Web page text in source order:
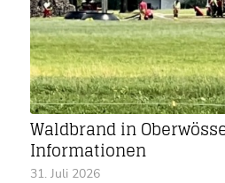
Waldbrand in
Informationen
31. Juli 2026